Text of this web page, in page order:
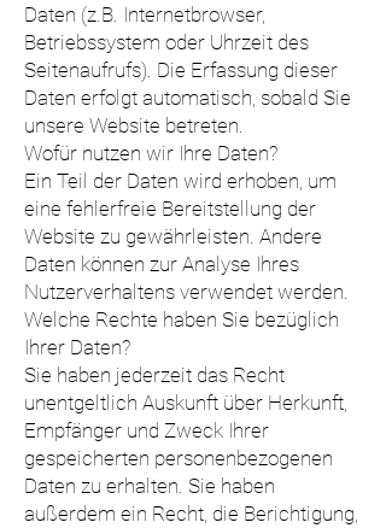
Daten (z.B. Internetbrowser,
Betriebssystem oder Uhrzeit des
Seitenaufrufs). Die Erfassung dieser
Daten erfolgt automatisch, sobald Sie
unsere Website betreten.
Wofür nutzen wir Ihre Daten?
Ein Teil der Daten wird erhoben, um
eine fehlerfreie Bereitstellung der
Website zu gewährleisten. Andere
Daten können zur Analyse Ihres
Nutzerverhaltens verwendet werden.
Welche Rechte haben Sie bezüglich
Ihrer Daten?
Sie haben jederzeit das Recht
unentgeltlich Auskunft über Herkunft,
Empfänger und Zweck Ihrer
gespeicherten personenbezogenen
Daten zu erhalten. Sie haben
außerdem ein Recht, die Berichtigung,